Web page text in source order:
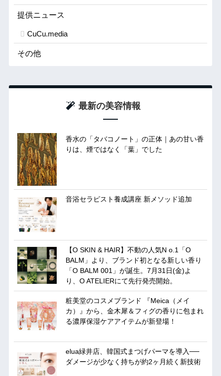
提供ニュース
CuCu.media
その他
最新の美容情報
香水の「タバコノート」の正体｜あの甘い香
りは、煙ではなく「葉」でした
音浴セラピスト養成講座 新メソッド追加
【O SKIN & HAIR】不動の人気N o.1「O
BALM」より、ブランド初となる新しい香り
「O BALM 001」が誕生。7月31日(金)よ
り、O ATELIERにて先行発売開始。
粧美堂のコスメブランド 『Meica（メイ
カ）』から、金木犀＆フィグの香りに包まれ
る濃厚保湿ケアアイテムが新登場！
elua緑井店、韓国式まつげパーマを導入──
ダメージが少なく持ちが約2ヶ月続く新技術